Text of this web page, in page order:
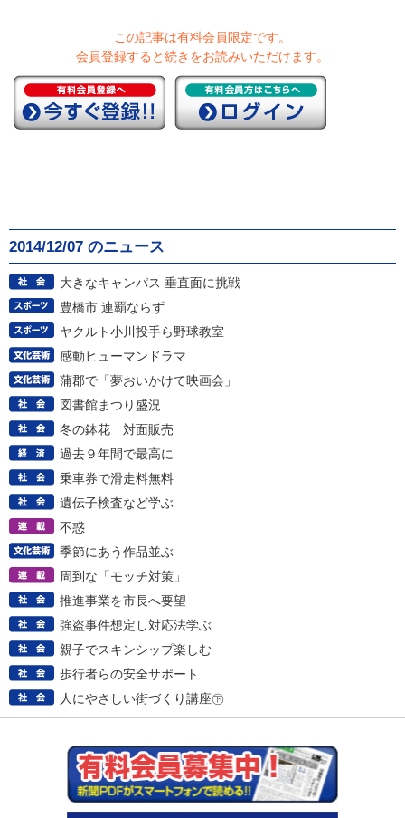
この記事は有料会員限定です。
会員登録すると続きをお読みいただけます。
2014/12/07 のニュース
大きなキャンパス 垂直面に挑戦
豊橋市 連覇ならず
ヤクルト小川投手ら野球教室
感動ヒューマンドラマ
蒲郡で「夢おいかけて映画会」
図書館まつり盛況
冬の鉢花 対面販売
過去９年間で最高に
乗車券で滑走料無料
遺伝子検査など学ぶ
不惑
季節にあう作品並ぶ
周到な「モッチ対策」
推進事業を市長へ要望
強盗事件想定し対応法学ぶ
親子でスキンシップ楽しむ
歩行者らの安全サポート
人にやさしい街づくり講座㊦